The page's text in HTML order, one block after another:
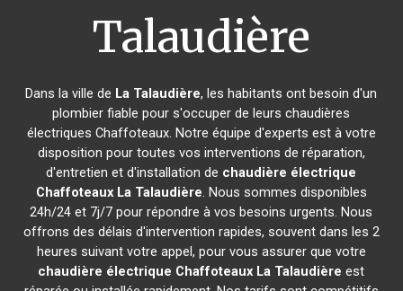
Talaudière
Dans la ville de La Talaudière, les habitants ont besoin d'un
plombier fiable pour s'occuper de leurs chaudières
électriques Chaffoteaux. Notre équipe d'experts est à votre
disposition pour toutes vos interventions de réparation,
d'entretien et d'installation de chaudière électrique
Chaffoteaux La Talaudière. Nous sommes disponibles
24h/24 et 7j/7 pour répondre à vos besoins urgents. Nous
offrons des délais d'intervention rapides, souvent dans les 2
heures suivant votre appel, pour vous assurer que votre
chaudière électrique Chaffoteaux La Talaudière est